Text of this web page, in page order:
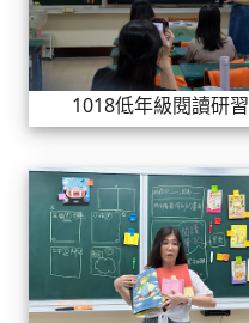
1018低年級閱讀研習